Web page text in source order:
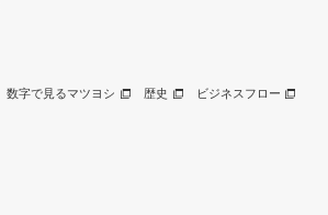
数字で見るマツヨシ 歴史 ビジネスフロー